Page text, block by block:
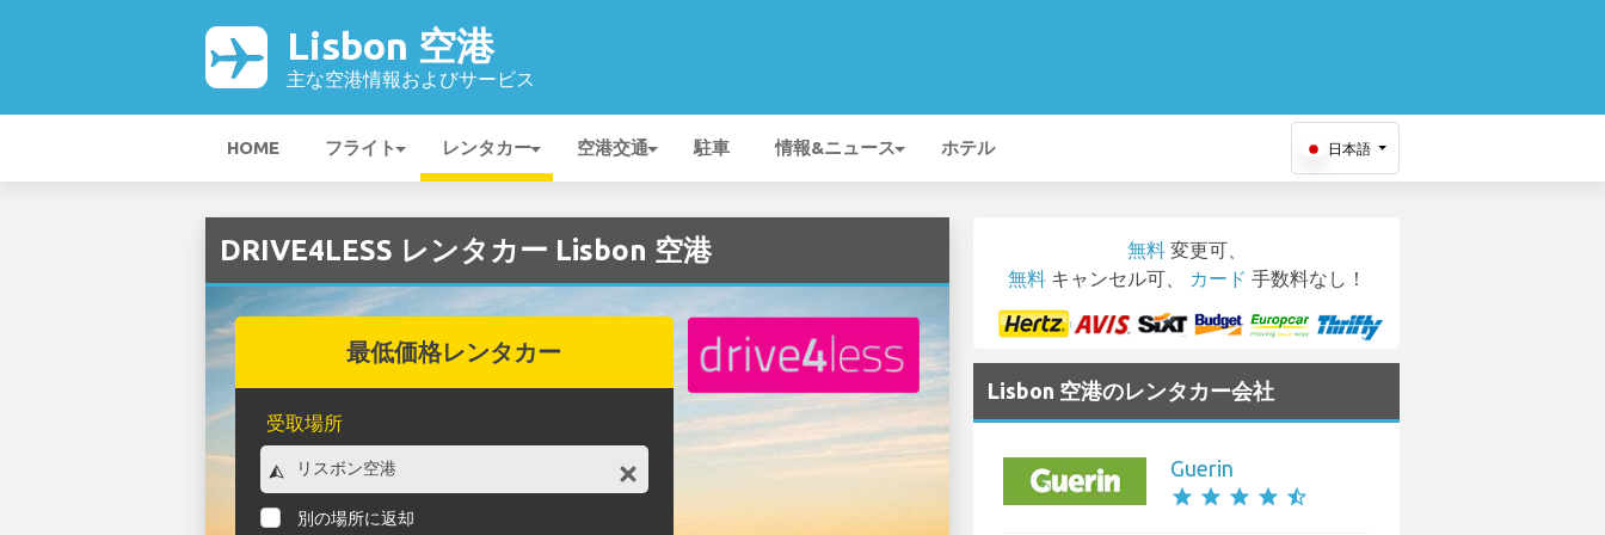
Lisbon 空港
主な空港情報およびサービス
HOME フライト レンタカー 空港交通 駐車 情報&ニュース ホテル 日本語
DRIVE4LESS レンタカー Lisbon 空港
最低価格レンタカー
受取場所
別の場所に返却
無料変更可、
無料キャンセル可、 カード 手数料なし！
Lisbon 空港のレンタカー会社
Guerin
star star star star star_half